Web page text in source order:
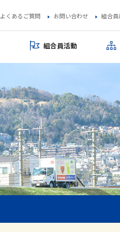
よくあるご質問 お問い合わせ 組合員
組合員活動